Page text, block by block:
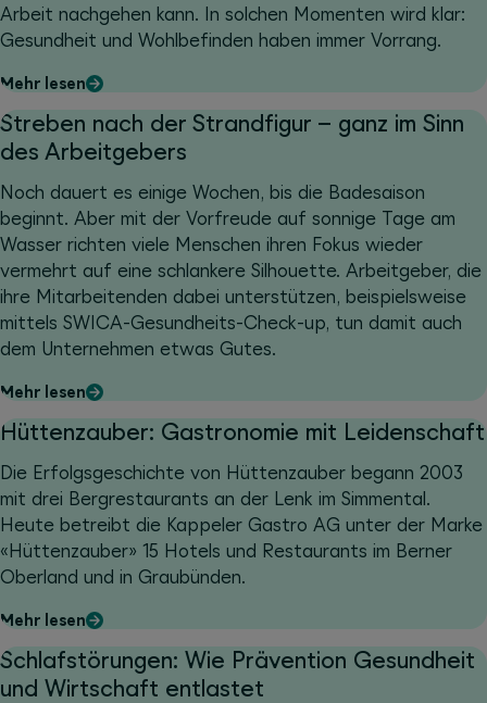
Arbeit nachgehen kann. In solchen Momenten wird klar:
Gesundheit und Wohlbefinden haben immer Vorrang.
Mehr lesen
Streben nach der Strandfigur – ganz im Sinn
des Arbeitgebers
Noch dauert es einige Wochen, bis die Badesaison
beginnt. Aber mit der Vorfreude auf sonnige Tage am
Wasser richten viele Menschen ihren Fokus wieder
vermehrt auf eine schlankere Silhouette. Arbeitgeber, die
ihre Mitarbeitenden dabei unterstützen, beispielsweise
mittels SWICA-Gesundheits-Check-up, tun damit auch
dem Unternehmen etwas Gutes.
Mehr lesen
Hüttenzauber: Gastronomie mit Leidenschaft
Die Erfolgsgeschichte von Hüttenzauber begann 2003
mit drei Bergrestaurants an der Lenk im Simmental.
Heute betreibt die Kappeler Gastro AG unter der Marke
«Hüttenzauber» 15 Hotels und Restaurants im Berner
Oberland und in Graubünden.
Mehr lesen
Schlafstörungen: Wie Prävention Gesundheit
und Wirtschaft entlastet